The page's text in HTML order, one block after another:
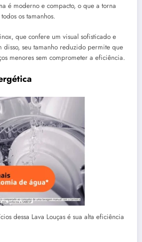
é moderno e compacto, o que a torna
os tamanhos.
que confere um visual sofisticado e
seu tamanho reduzido permite que
menores sem comprometer a eficiência.
dessa Lava Louças é sua alta eficiência